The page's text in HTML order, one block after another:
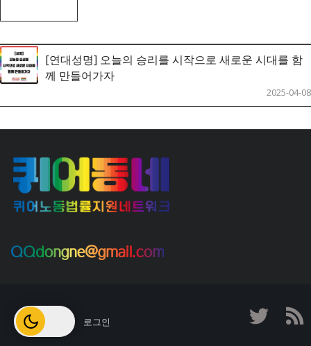
[연대성명] 오늘의 승리를 시작으로 새로운 시대를 함
께 만들어가자
2025-04-08
QQdongne@gmail.com
로그인